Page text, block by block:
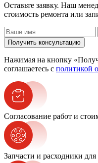
Оставьте заявку. Наш
стоимость ремонта или
Получить консультацию
Нажимая на кнопку
соглашаетесь с политикой
Согласование работ и
Запчасти и расходники